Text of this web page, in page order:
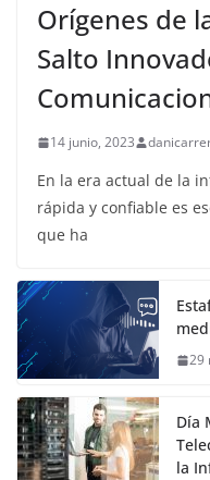
Orígenes de
Salto
14 junio, 2023
En la era actual de la
rápida y confiable es
que ha
29
Día
la